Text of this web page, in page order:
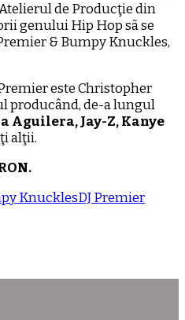
de Producţie din
genului Hip Hop sã se
& Bumpy Knuckles,
este Christopher
producând, de-a lungul
Aguilera, Jay-Z, Kanye
alţii.
KnucklesDJ Premier